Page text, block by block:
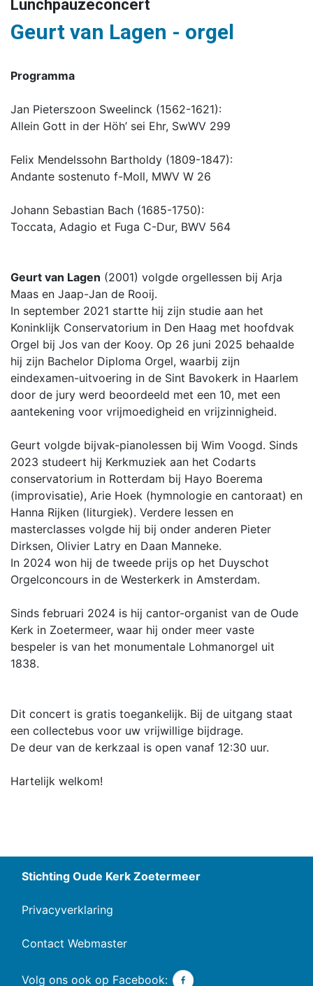
Lunchpauzeconcert
Geurt van Lagen - orgel
Programma
Jan Pieterszoon Sweelinck (1562-1621):
Allein Gott in der Höh’ sei Ehr, SwWV 299
Felix Mendelssohn Bartholdy (1809-1847):
Andante sostenuto f-Moll, MWV W 26
Johann Sebastian Bach (1685-1750):
Toccata, Adagio et Fuga C-Dur, BWV 564
Geurt van Lagen (2001) volgde orgellessen bij Arja
Maas en Jaap-Jan de Rooij.
In september 2021 startte hij zijn studie aan het
Koninklijk Conservatorium in Den Haag met hoofdvak
Orgel bij Jos van der Kooy. Op 26 juni 2025 behaalde
hij zijn Bachelor Diploma Orgel, waarbij zijn
eindexamen-uitvoering in de Sint Bavokerk in Haarlem
door de jury werd beoordeeld met een 10, met een
aantekening voor vrijmoedigheid en vrijzinnigheid.
Geurt volgde bijvak-pianolessen bij Wim Voogd. Sinds
2023 studeert hij Kerkmuziek aan het Codarts
conservatorium in Rotterdam bij Hayo Boerema
(improvisatie), Arie Hoek (hymnologie en cantoraat) en
Hanna Rijken (liturgiek). Verdere lessen en
masterclasses volgde hij bij onder anderen Pieter
Dirksen, Olivier Latry en Daan Manneke.
In 2024 won hij de tweede prijs op het Duyschot
Orgelconcours in de Westerkerk in Amsterdam.
Sinds februari 2024 is hij cantor-organist van de Oude
Kerk in Zoetermeer, waar hij onder meer vaste
bespeler is van het monumentale Lohmanorgel uit
1838.
Dit concert is gratis toegankelijk. Bij de uitgang staat
een collectebus voor uw vrijwillige bijdrage.
De deur van de kerkzaal is open vanaf 12:30 uur.
Hartelijk welkom!
Stichting Oude Kerk Zoetermeer
Privacyverklaring
Contact Webmaster
Volg ons ook op Facebook: